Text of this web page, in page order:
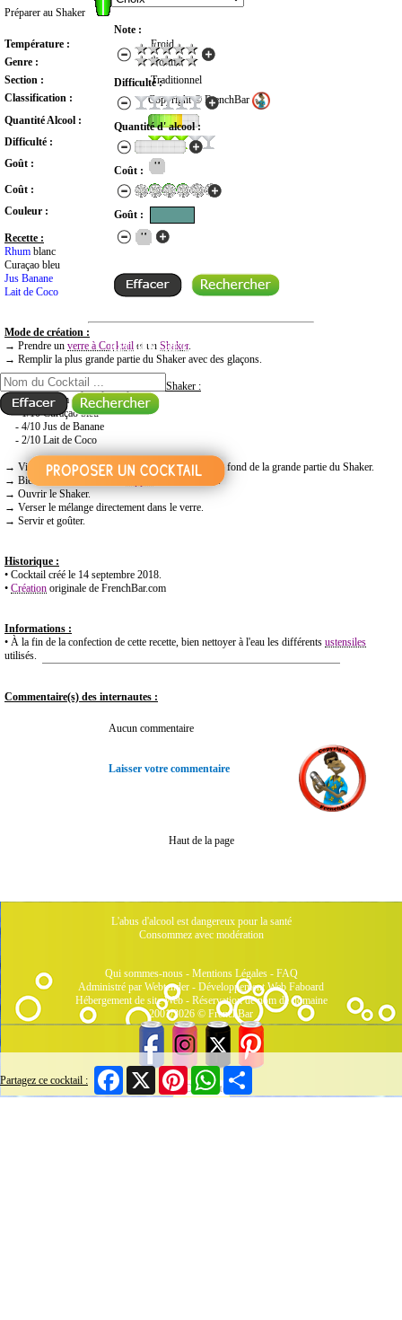
Partagez ce cocktail :
FacebookX Pinterest WhatsApp
Note :
Difficulté :
Quantité d' alcool :
Coût :
Goût :
RECHERCHE COCKTAIL PAR NOM
Préparer au Shaker
Température :
Froid
Genre :
Normal
Section :
Traditionnel
Classification :
Copyright © FrenchBar
Quantité Alcool :
Difficulté :
Goût :
Coût :
Couleur :
Recette :
Rhum blanc
Curaçao bleu
Jus Banane
Lait de Coco
Mode de création :
→ Prendre un verre à Cocktail et un Shaker.
→ Remplir la plus grande partie du Shaker avec des glaçons.
→Mettre dans la plus petite partie du Shaker :
- 3/10 Rhum
- 1/10 Curaçao bleu
- 4/10 Jus de Banane
- 2/10 Lait de Coco
→ Vider l’excédent d’eau qui aurait pu se former au fond de la grande partie du Shaker.
→ Bien fermer le Shaker et
6 à 8 secondes.
→ Ouvrir le Shaker.
→ Verser le mélange directement dans le verre.
→ Servir et goûter.
Historique :
• Cocktail créé le 14 septembre 2018.
• Création originale de FrenchBar.com
Informations :
• À la fin de la confection de cette recette, bien nettoyer à l'eau les différents ustensiles
utilisés.
Commentaire(s) des internautes :
Aucun commentaire
Laisser votre commentaire
Haut de la page
L'abus d'alcool est dangereux pour la santé
Consommez avec modération
Qui sommes-nous- Mentions Légales- FAQ
Administré par Webtender - Développement Web Faboard
Hébergement de site Web- Réservation de nom de domaine
2001/2026 © FrenchBar
1 Connecté